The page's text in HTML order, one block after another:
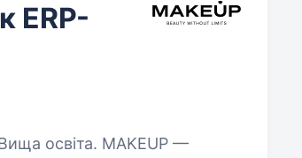
ERP-
MAKEUP —